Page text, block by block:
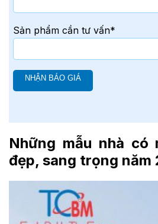
Sản phẩm cần tư vấn*
Những mẫu nhà có
đẹp, sang trọng năm